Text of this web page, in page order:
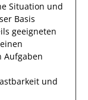
Situation und
Basis
geeigneten
Aufgaben
und